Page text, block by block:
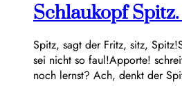
Schlaukopf
Spitz, sagt der Fritz, sitz,
sei nicht so faul!Apporte!
noch lernst? Ach, denkt der